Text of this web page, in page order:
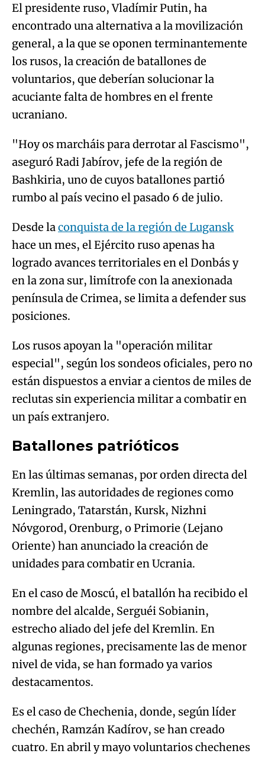
El presidente ruso, Vladímir Putin, ha
encontrado una alternativa a la movilización
general, a la que se oponen terminantemente
los rusos, la creación de batallones de
voluntarios, que deberían solucionar la
acuciante falta de hombres en el frente
ucraniano.
"Hoy os marcháis para derrotar al Fascismo",
aseguró Radi Jabírov, jefe de la región de
Bashkiria, uno de cuyos batallones partió
rumbo al país vecino el pasado 6 de julio.
Desde laconquista de la región de Lugansk
hace un mes, el Ejército ruso apenas ha
logrado avances territoriales en el Donbás y
en la zona sur, limítrofe con la anexionada
península de Crimea, se limita a defender sus
posiciones.
Los rusos apoyan la "operación militar
especial", según los sondeos oficiales, pero no
están dispuestos a enviar a cientos de miles de
reclutas sin experiencia militar a combatir en
un país extranjero.
Batallones patrióticos
En las últimas semanas, por orden directa del
Kremlin, las autoridades de regiones como
Leningrado, Tatarstán, Kursk, Nizhni
Nóvgorod, Orenburg, o Primorie (Lejano
Oriente) han anunciado la creación de
unidades para combatir en Ucrania.
En el caso de Moscú, el batallón ha recibido el
nombre del alcalde, Serguéi Sobianin,
estrecho aliado del jefe del Kremlin. En
algunas regiones, precisamente las de menor
nivel de vida, se han formado ya varios
destacamentos.
Es el caso de Chechenia, donde, según líder
chechén, Ramzán Kadírov, se han creado
cuatro. En abril y mayo voluntarios chechenes